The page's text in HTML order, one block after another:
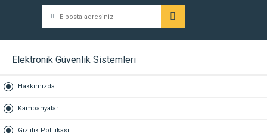
Elektronik Güvenlik Sistemleri
Hakkımızda
Kampanyalar
Gizlilik Politikası